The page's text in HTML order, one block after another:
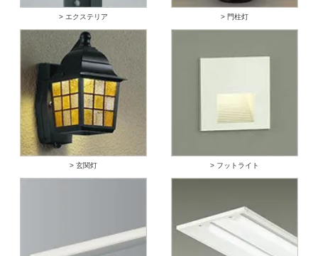
> エクステリア > 門柱灯
> 玄関灯 > フットライト